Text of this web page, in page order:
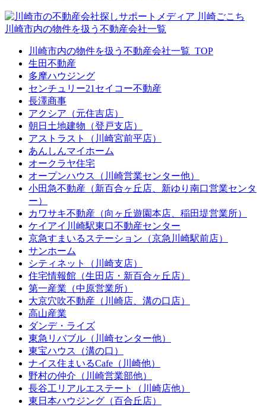
川崎市内の物件を扱う不動産会社一覧
川崎市内の物件を扱う不動産会社一覧_TOP
生田不動産
多摩ハウジング
センチュリー21セイコー不動産
長澤商事
アクシア（元住吉店）
朝日土地建物（登戸支店）
アストラスト（川崎宮前平店）
あんしんマイホーム
オークラヤ住宅
オープンハウス（川崎営業センター他）
小田急不動産（新百合ヶ丘店、新ゆり南口営業センタ
ー）
カワサキ不動産（向ヶ丘遊園本店、稲田堤営業所）
ケイアイ川崎駅東口不動産センター
京急すまいるステーション（京急川崎駅前店）
サンホーム
シティネット（川崎支店）
住宅情報館（生田店・新百合ヶ丘店）
第一産業（中原営業所）
大京穴吹不動産（川崎店、溝の口店）
高山産業
ダンデ・ライズ
東急リバブル（川崎センター他）
東宝ハウス（溝の口）
ナイス住まいるCafe（川崎他）
野村の仲介（川崎営業部他）
長谷工リアルエステート（川崎店他）
東日本ハウジング（百合丘店）